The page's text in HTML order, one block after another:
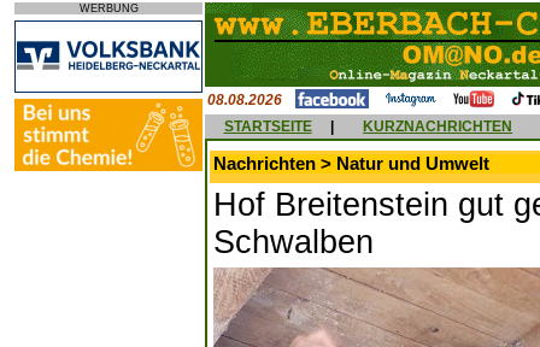
WERBUNG
08.08.2026
STARTSEITE
KURZNACHRICHTEN
Nachrichten > Natur und Umwelt
Hof Breitenstein gut
Schwalben